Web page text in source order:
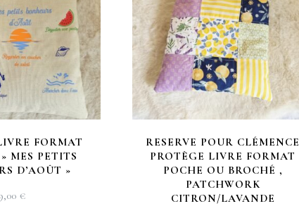
FORMAT
MES PETITS
D’AOÛT »
€
RESERVE POUR CLÉMENCE
PROTÈGE LIVRE FORMAT
POCHE OU BROCHÉ ,
PATCHWORK
CITRON/LAVANDE